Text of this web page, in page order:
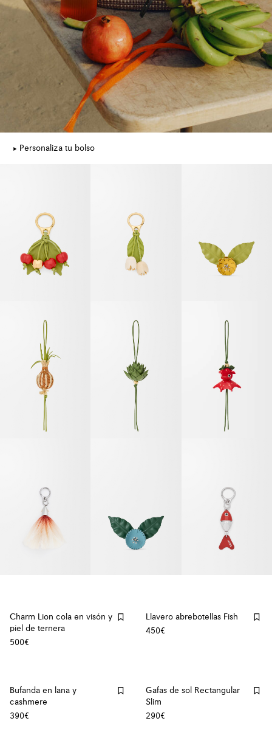
Personaliza tu bolso
Charm Lion cola en visón y
piel de ternera
500€
Llavero abrebotellas Fish
450€
Bufanda en lana y
cashmere
390€
Gafas de sol Rectangular
Slim
290€